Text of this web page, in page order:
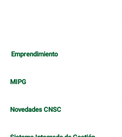
Emprendimiento
MIPG
Novedades CNSC